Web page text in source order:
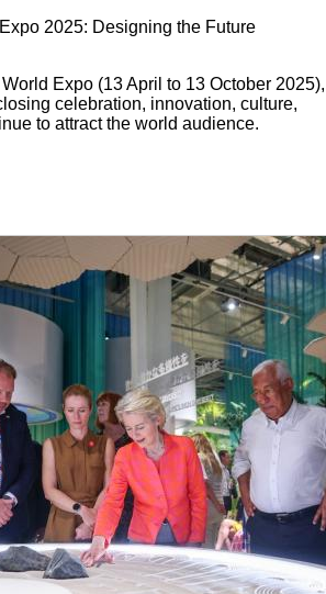
2025: Designing the Future
Expo (13 April to 13 October 2025),
celebration, innovation, culture,
to attract the world audience.